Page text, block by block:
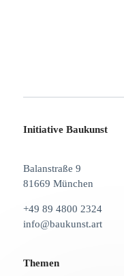
Initiative Baukunst
Balanstraße 9
81669 München
+49 89 4800 2324
info@baukunst.art
Themen